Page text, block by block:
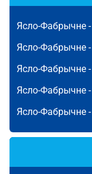
Ясло-Фабрычне -
Ясло-Фабрычне -
Ясло-Фабрычне -
Ясло-Фабрычне -
Ясло-Фабрычне -